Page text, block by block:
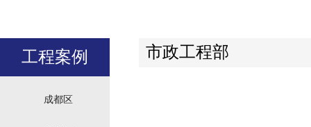
工程案例
成都区
市政工程部